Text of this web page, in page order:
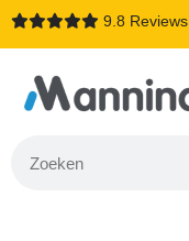
9.8 Reviews